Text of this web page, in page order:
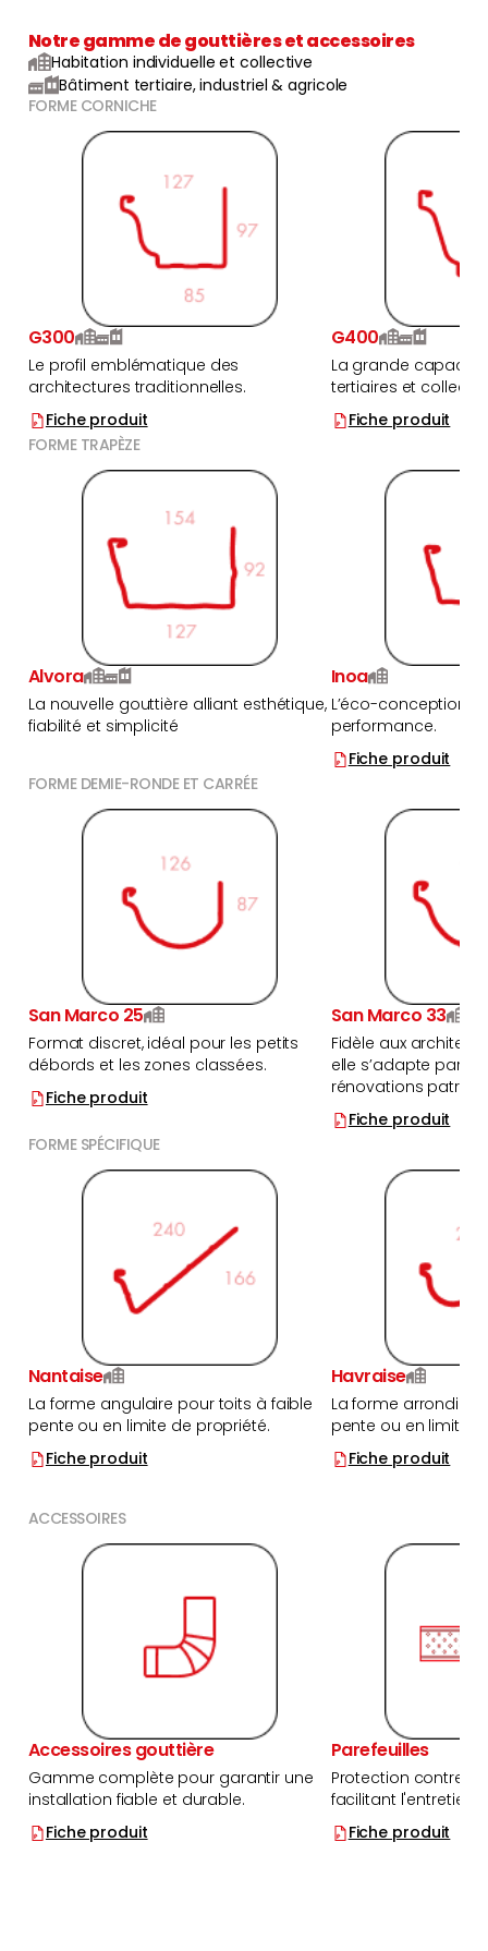
Notre gamme de gouttières et accessoires
Habitation individuelle et collective
Bâtiment tertiaire, industriel & agricole
FORME CORNICHE
G300
Le profil emblématique des
architectures traditionnelles.
Fiche produit
G400
La grande
tertiaires et
Fiche produit
FORME TRAPÈZE
Alvora
La nouvelle gouttière alliant esthétique,
fiabilité et simplicité
Inoa
L’éco-conception
performance.
Fiche produit
FORME DEMIE-RONDE ET CARRÉE
San Marco 25
Format discret, idéal pour les petits
débords et les zones classées.
Fiche produit
San Marco 33
Fidèle aux
elle s’adapte
rénovations
Fiche produit
FORME SPÉCIFIQUE
Nantaise
La forme angulaire pour toits à faible
pente ou en limite de propriété.
Fiche produit
Havraise
La forme arrondie
pente ou en limite
Fiche produit
ACCESSOIRES
Accessoires gouttière
Gamme complète pour garantir une
installation fiable et durable.
Fiche produit
Parefeuilles
Protection contre
facilitant l'entretien.
Fiche produit